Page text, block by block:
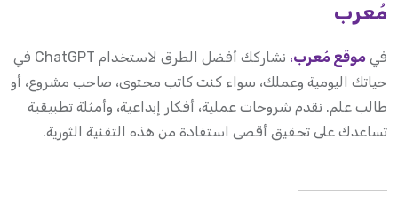
مُعرب
في موقع مُعرب،
نشاركك أفضل الطرق لاستخدام ChatGPT في
حياتك اليومية وعملك، سواء كنت كاتب محتوى، صاحب مشروع، أو
طالب علم. نقدم شروحات عملية، أفكار إبداعية، وأمثلة تطبيقية
تساعدك على تحقيق أقصى استفادة من هذه التقنية الثورية.